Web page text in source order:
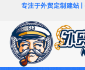
专注于外贸定制建站 |